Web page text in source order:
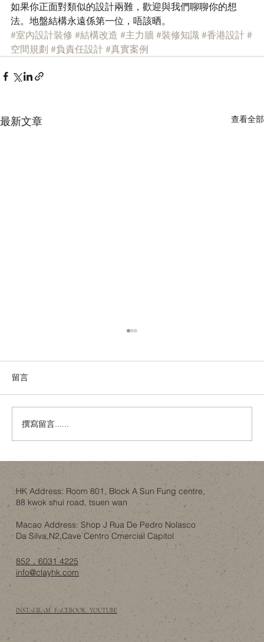
如果你正面對類似的設計兩難，歡迎與我們聊聊你的想
法。地盤結構永遠係第一位，唔該晒。
#室內設計裝修 #結構改造 #主力牆 #裝修知識 #香港設計 #
空間規劃 #負責任設計 #真實案例
最新文章 查看全部
唔使去Idaho！香港樓底8呎都可以有「可開
合屋頂」嘅智慧？
留言
撰寫留言......
HK Address: Room 801, Block A Sun Fung centre,
88 kwok shui road, tsuen wan
Macao Address: Shop J Rua De Pedro Nolasco
Da Silva,N2,Cave Centro Cmercial Capitol
852．6031 4225
info@clayhk.com
INSTAGRAM · FACEBOOK · YOUTUBE